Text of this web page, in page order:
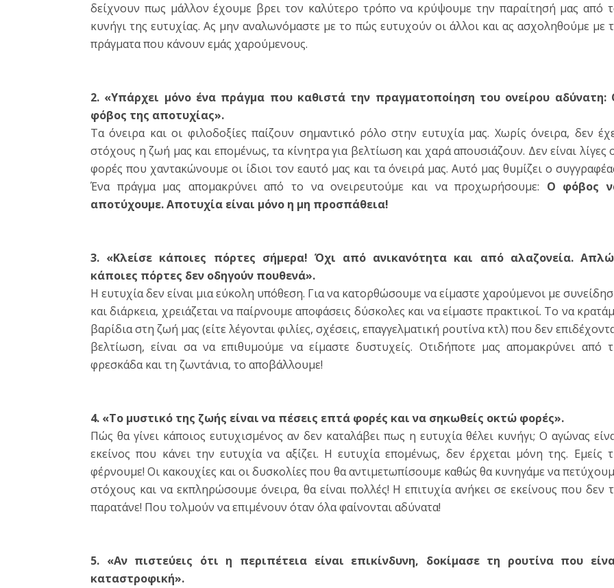
δείχνουν πως μάλλον έχουμε βρει τον καλύτερο τρόπο να κρύψουμε την παραίτησή μας από
κυνήγι της ευτυχίας. Ας μην αναλωνόμαστε με το πώς ευτυχούν οι άλλοι και ας ασχοληθούμε με
πράγματα που κάνουν εμάς χαρούμενους.
2. «Υπάρχει μόνο ένα πράγμα που καθιστά την πραγματοποίηση του ονείρου αδύνατη:
φόβος της αποτυχίας».
Τα όνειρα και οι φιλοδοξίες παίζουν σημαντικό ρόλο στην ευτυχία μας. Χωρίς όνειρα, δεν
στόχους η ζωή μας και επομένως, τα κίνητρα για βελτίωση και χαρά απουσιάζουν. Δεν είναι λίγες
φορές που χαντακώνουμε οι ίδιοι τον εαυτό μας και τα όνειρά μας. Αυτό μας θυμίζει ο
Ένα πράγμα μας απομακρύνει από το να ονειρευτούμε και να προχωρήσουμε: Ο φόβος
αποτύχουμε. Αποτυχία είναι μόνο η μη προσπάθεια!
3. «Κλείσε κάποιες πόρτες σήμερα! Όχι από ανικανότητα και από αλαζονεία.
κάποιες πόρτες δεν οδηγούν πουθενά».
Η ευτυχία δεν είναι μια εύκολη υπόθεση. Για να κατορθώσουμε να είμαστε χαρούμενοι με
και διάρκεια, χρειάζεται να παίρνουμε αποφάσεις δύσκολες και να είμαστε πρακτικοί. Το να
βαρίδια στη ζωή μας (είτε λέγονται φιλίες, σχέσεις, επαγγελματική ρουτίνα κτλ) που δεν
βελτίωση, είναι σα να επιθυμούμε να είμαστε δυστυχείς. Οτιδήποτε μας απομακρύνει από
φρεσκάδα και τη ζωντάνια, το αποβάλλουμε!
4. «Το μυστικό της ζωής είναι να πέσεις επτά φορές και να σηκωθείς οκτώ φορές».
Πώς θα γίνει κάποιος ευτυχισμένος αν δεν καταλάβει πως η ευτυχία θέλει κυνήγι; Ο αγώνας
εκείνος που κάνει την ευτυχία να αξίζει. Η ευτυχία επομένως, δεν έρχεται μόνη της. Εμείς
φέρνουμε! Οι κακουχίες και οι δυσκολίες που θα αντιμετωπίσουμε καθώς θα κυνηγάμε να
στόχους και να εκπληρώσουμε όνειρα, θα είναι πολλές! Η επιτυχία ανήκει σε εκείνους που δεν
παρατάνε! Που τολμούν να επιμένουν όταν όλα φαίνονται αδύνατα!
5. «Αν πιστεύεις ότι η περιπέτεια είναι επικίνδυνη, δοκίμασε τη ρουτίνα που
καταστροφική».